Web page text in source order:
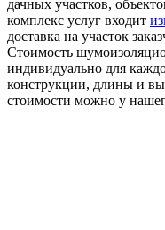
дачных участков,
комплекс услуг входит
доставка на участок
Стоимость
индивидуально для
конструкции, длины и
стоимости можно у